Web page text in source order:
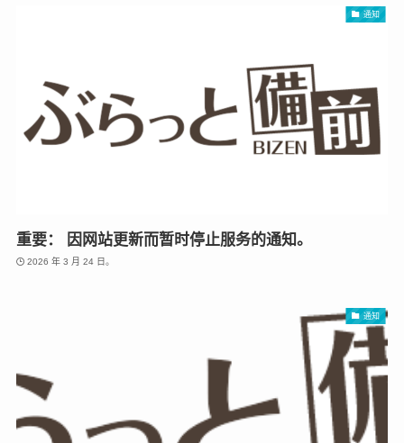
通知
重要： 因网站更新而暂时停止服务的通知。
2026 年 3 月 24 日。
通知